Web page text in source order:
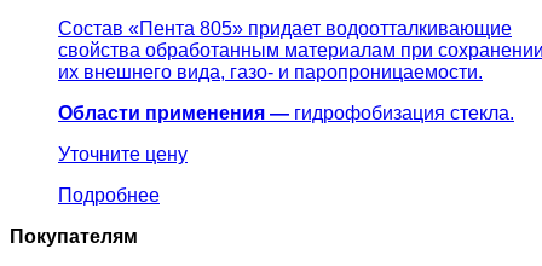
Состав «Пента 805» придает водоотталкивающие
свойства обработанным материалам при
их внешнего вида, газо- и паропроницаемости.
Области применения — гидрофобизация стекла.
Уточните цену
Подробнее
Покупателям